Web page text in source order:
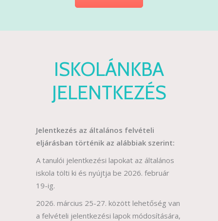
ISKOLÁNKBA
JELENTKEZÉS
Jelentkezés az általános felvételi
eljárásban történik az alábbiak szerint:
A tanulói jelentkezési lapokat az általános
iskola tölti ki és nyújtja be 2026. február
19-ig.
2026. március 25-27. között lehetőség van
a felvételi jelentkezési lapok módosítására,